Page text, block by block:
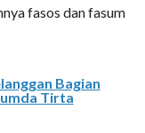
fasos dan fasum
Bagian
Tirta